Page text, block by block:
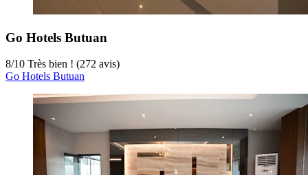
Go Hotels Butuan
8/10 Très bien ! (272 avis)
Go Hotels Butuan